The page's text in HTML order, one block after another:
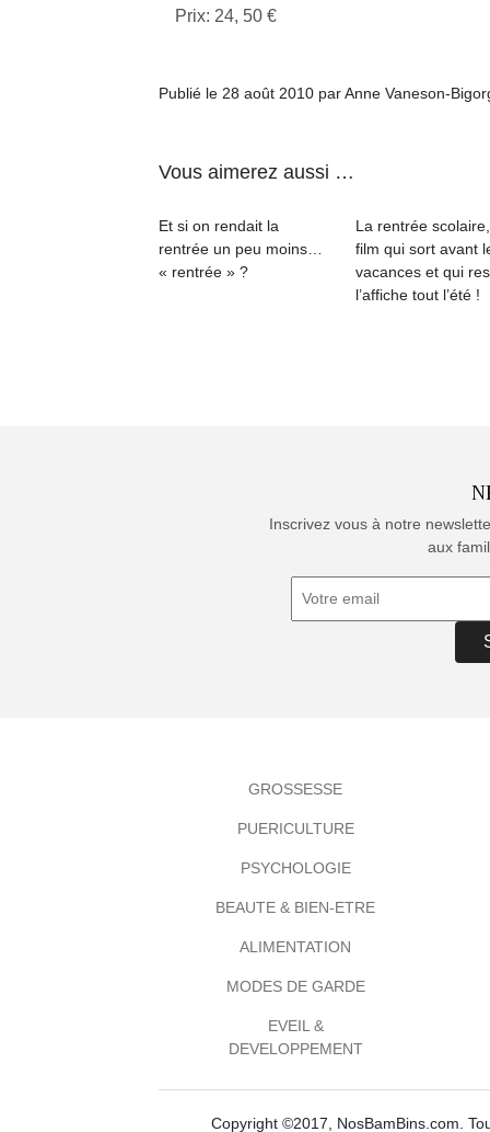
Prix: 24, 50 €
Publié le 28 août 2010 par Anne Vaneson-
Vous aimerez aussi …
Et si on rendait la
rentrée un peu moins…
« rentrée » ?
La rentrée
film qui sort avant
vacances et qui
l’affiche tout l’été !
Inscrivez vous à notre
aux
GROSSESSE
PUERICULTURE
PSYCHOLOGIE
BEAUTE & BIEN-ETRE
ALIMENTATION
MODES DE GARDE
EVEIL &
DEVELOPPEMENT
Copyright ©2017, NosBamBins.com.